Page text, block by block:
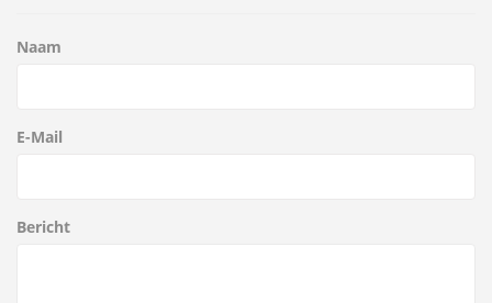
Naam
E-Mail
Bericht